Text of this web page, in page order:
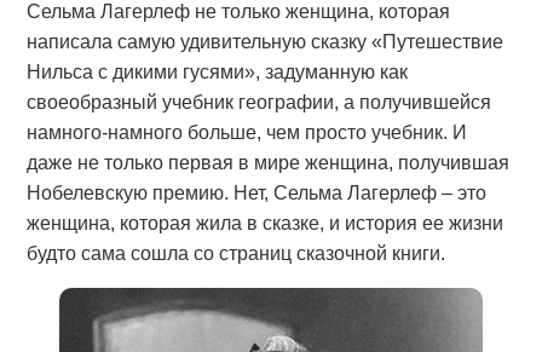
Сельма Лагерлеф не только женщина, которая
написала самую удивительную сказку «Путешествие
Нильса с дикими гусями», задуманную как
своеобразный учебник географии, а получившейся
намного-намного больше, чем просто учебник. И
даже не только первая в мире женщина, получившая
Нобелевскую премию. Нет, Сельма Лагерлеф – это
женщина, которая жила в сказке, и история ее жизни
будто сама сошла со страниц сказочной книги.